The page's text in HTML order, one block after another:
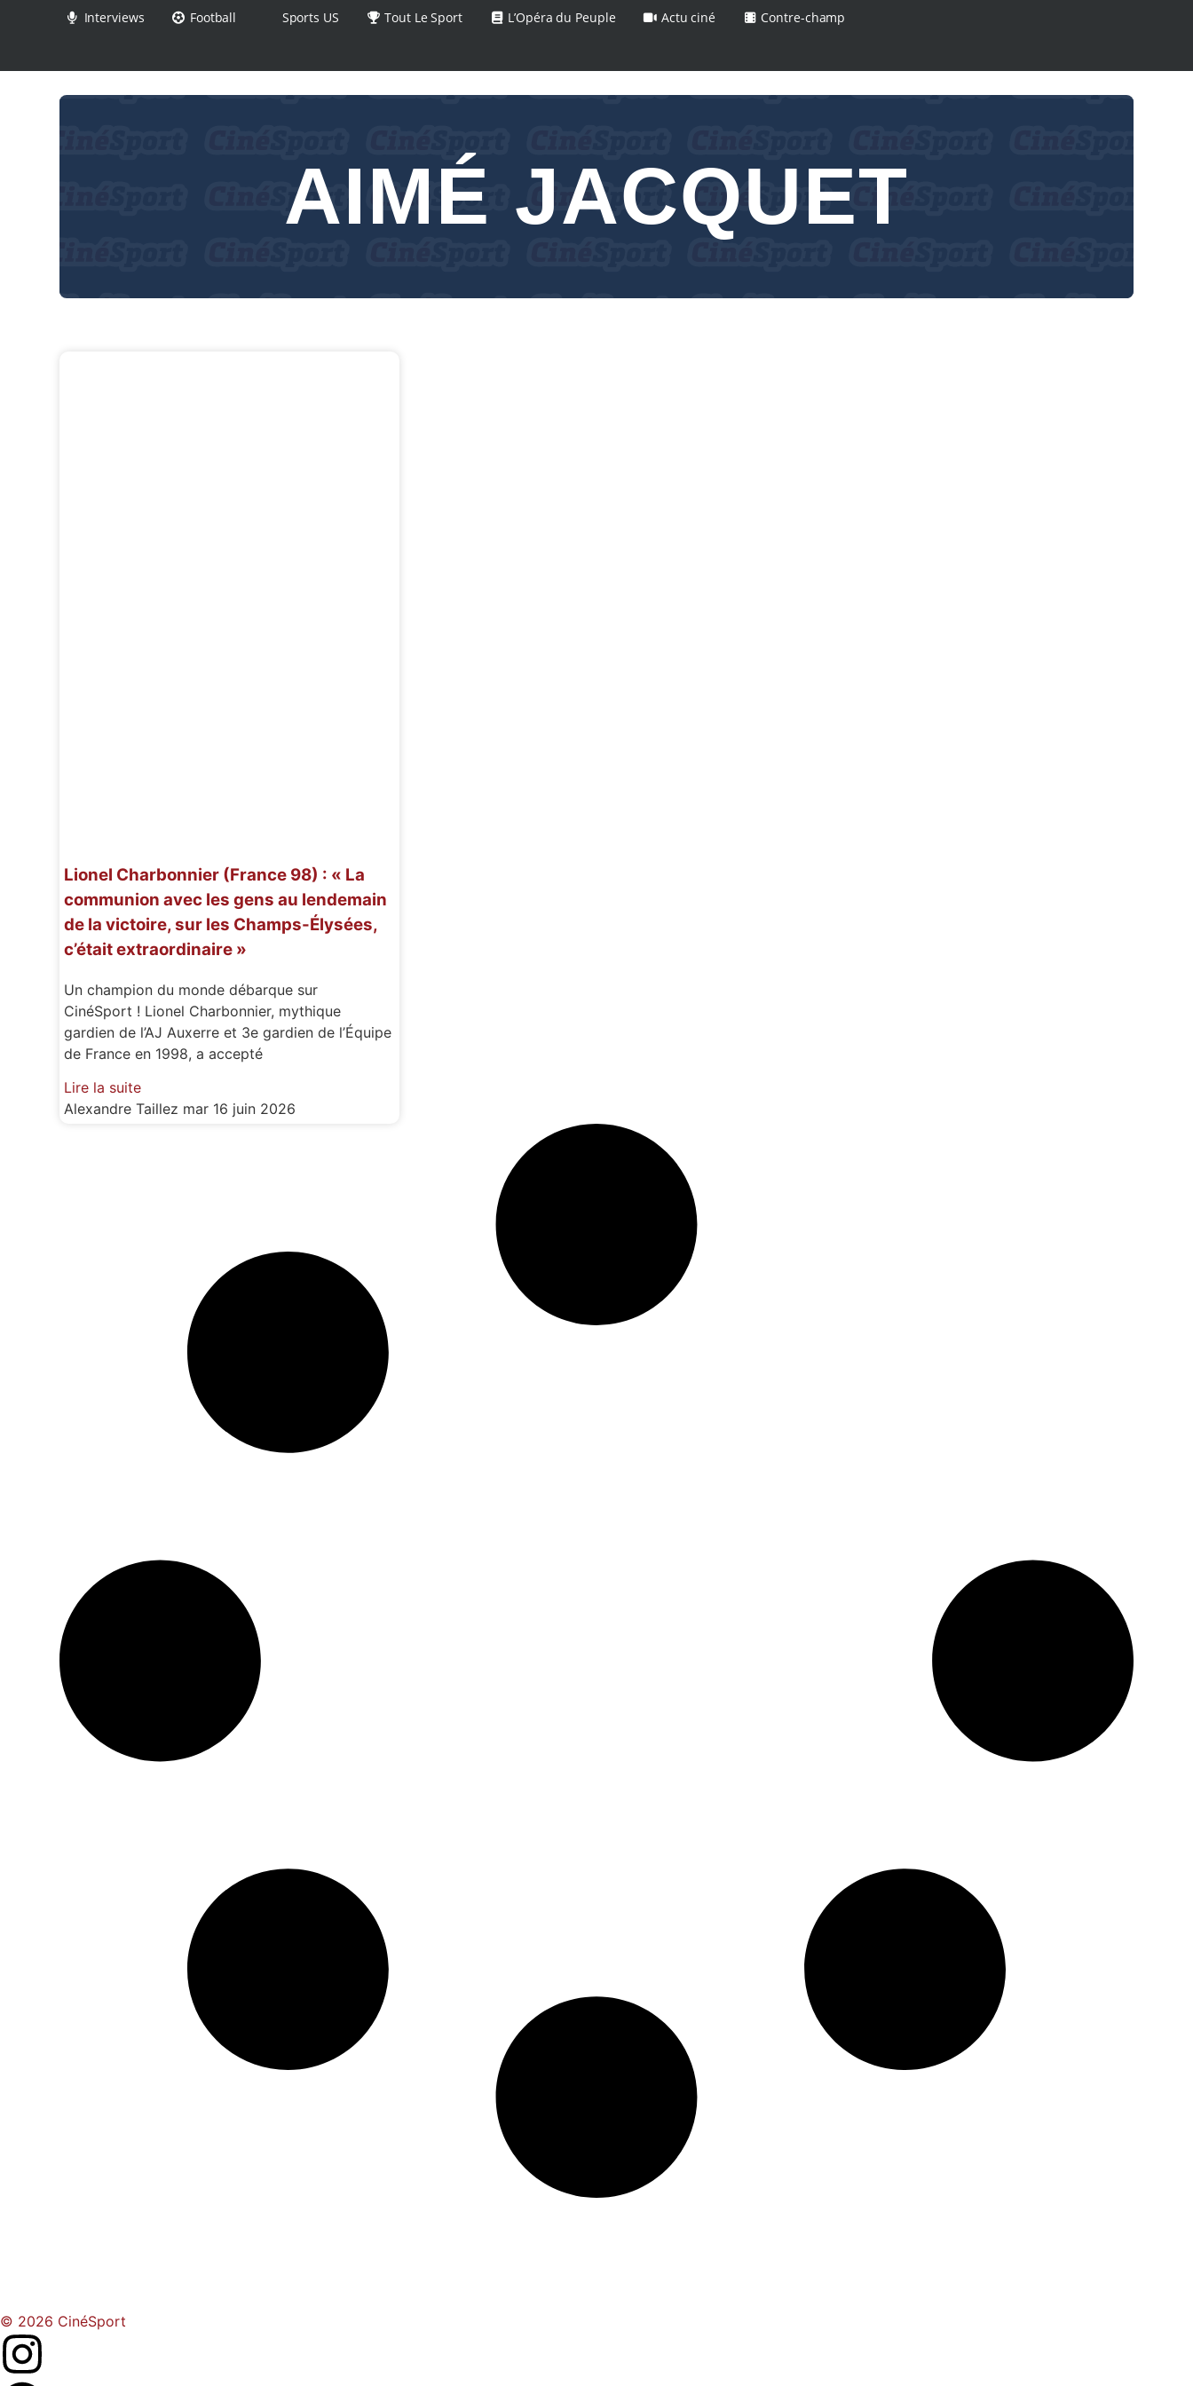
Interviews Football Sports US Tout Le Sport L’Opéra du Peuple Actu ciné Contre-champ
AIMÉ JACQUET
Lionel Charbonnier (France 98) : « La
communion avec les gens au lendemain
de la victoire, sur les Champs-Élysées,
c’était extraordinaire »
Un champion du monde débarque sur
CinéSport ! Lionel Charbonnier, mythique
gardien de l’AJ Auxerre et 3e gardien de l’Équipe
de France en 1998, a accepté
Lire la suite
Alexandre Taillez mar 16 juin 2026
© 2026 CinéSport